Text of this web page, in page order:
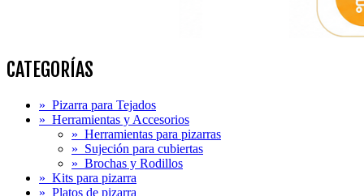
CATEGORÍAS
» Pizarra para Tejados
» Herramientas y Accesorios
» Herramientas para pizarras
» Sujeción para cubiertas
» Brochas y Rodillos
» Kits para pizarra
» Platos de pizarra